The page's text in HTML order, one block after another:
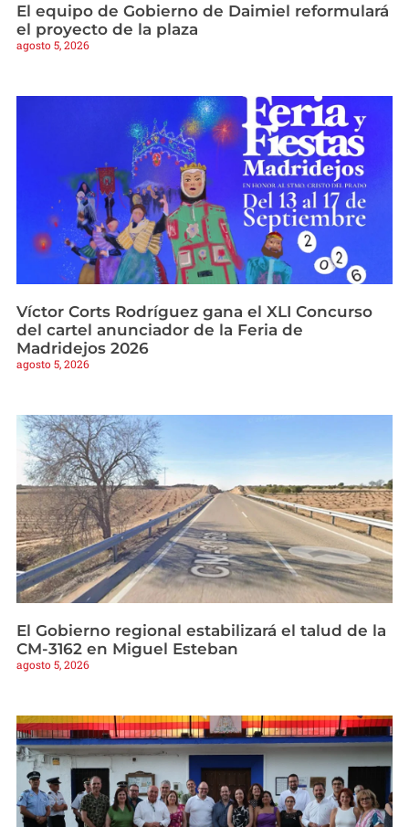
El equipo de Gobierno de Daimiel reformulará
el proyecto de la plaza
agosto 5, 2026
Víctor Corts Rodríguez gana el XLI Concurso
del cartel anunciador de la Feria de
Madridejos 2026
agosto 5, 2026
El Gobierno regional estabilizará el talud de la
CM-3162 en Miguel Esteban
agosto 5, 2026